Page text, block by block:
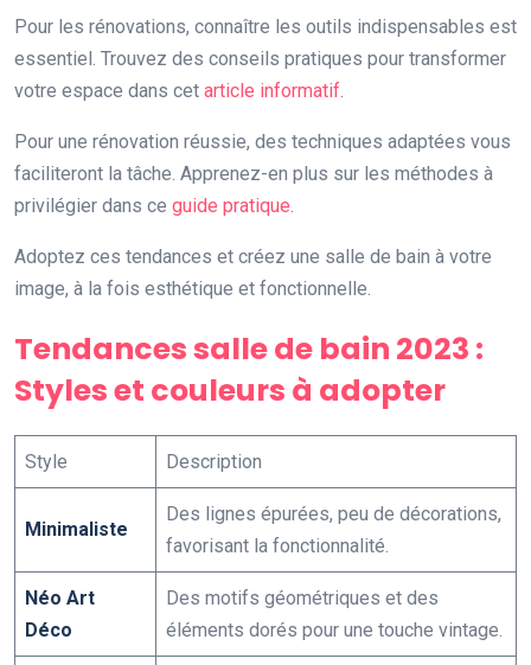
Pour les rénovations, connaître les outils indispensables est
essentiel. Trouvez des conseils pratiques pour transformer
votre espace dans cet article informatif.
Pour une rénovation réussie, des techniques adaptées vous
faciliteront la tâche. Apprenez-en plus sur les méthodes à
privilégier dans ce guide pratique.
Adoptez ces tendances et créez une salle de bain à votre
image, à la fois esthétique et fonctionnelle.
Tendances salle de bain 2023 :
Styles et couleurs à adopter
Style Description
Minimaliste
Des lignes épurées, peu de décorations,
favorisant la fonctionnalité.
Néo Art
Déco
Des motifs géométriques et des
éléments dorés pour une touche vintage.